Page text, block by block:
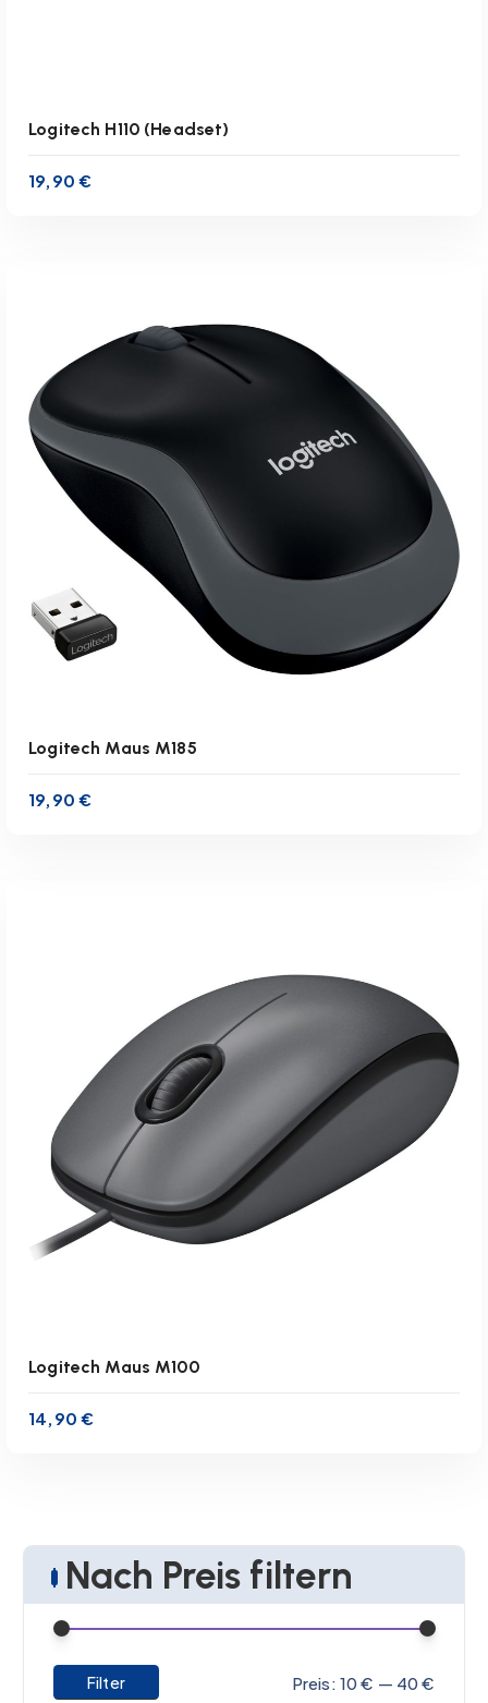
inkl. 19 % MwSt.
1-3 Werktage
IN DEN WARENKORB
Logitech H110 (Headset)
19,90 €
inkl. 19 % MwSt.
Versandkosten
Lieferzeit:
IN DEN WARENKORB
Logitech Maus M185
19,90 €
inkl. 19 % MwSt.
1-3 Werktage
Logitech Maus M100
14,90 €
Nach Preis filtern
Filter Preis: 10 € — 40 €